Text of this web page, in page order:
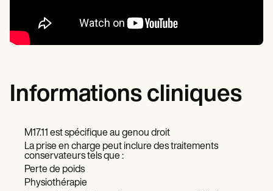
Informations cliniques
M17.11 est spécifique au genou droit
La prise en charge peut inclure des traitements
conservateurs tels que :
Perte de poids
Physiothérapie